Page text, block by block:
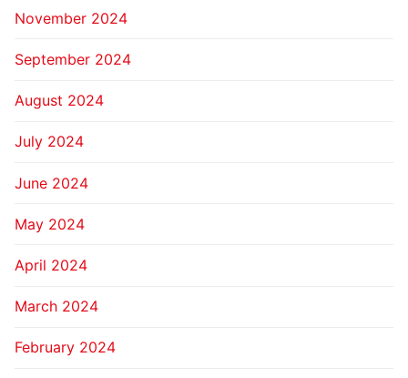
November 2024
September 2024
August 2024
July 2024
June 2024
May 2024
April 2024
March 2024
February 2024